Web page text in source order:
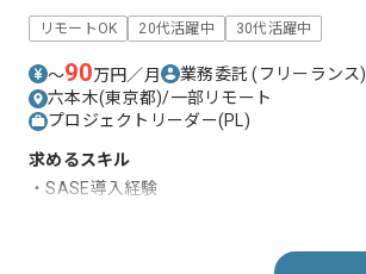
リモートOK 20代活躍中 30代活躍中
〜90万円／月 業務委託(フリーランス)
六本木(東京都)/一部リモート
プロジェクトリーダー(PL)
求めるスキル
・SASE導入経験